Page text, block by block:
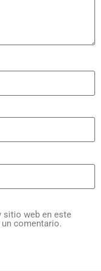
sitio web en este
un comentario.